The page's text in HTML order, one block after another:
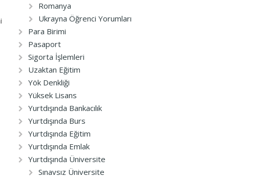
Romanya
Ukrayna Öğrenci Yorumları
Para Birimi
Pasaport
Sigorta İşlemleri
Uzaktan Eğitim
Yök Denkliği
Yüksek Lisans
Yurtdışında Bankacılık
Yurtdışında Burs
Yurtdışında Eğitim
Yurtdışında Emlak
Yurtdışında Üniversite
Sınavsız Üniversite